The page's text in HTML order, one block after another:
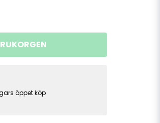
öppet köp